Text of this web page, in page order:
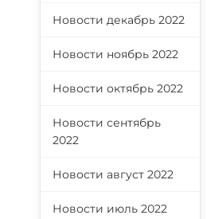
Новости декабрь 2022
Новости ноябрь 2022
Новости октябрь 2022
Новости сентябрь
2022
Новости август 2022
Новости июль 2022